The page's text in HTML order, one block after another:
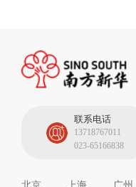
联系电话
13718767011
023-65166838